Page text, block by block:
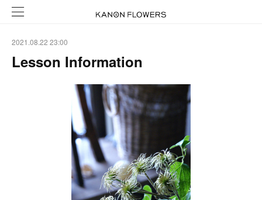
2021.08.22 23:00
Lesson Information